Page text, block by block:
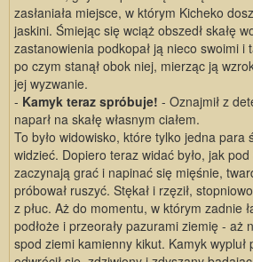
zasłaniała miejsce, w którym Kicheko
jaskini. Śmiejąc się wciąż obszedł skałę
zastanowienia podkopał ją nieco swoimi i
po czym stanął obok niej, mierząc ją
jej wyzwanie.
- Kamyk teraz spróbuje! - Oznajmił z
naparł na skałę własnym ciałem.
To było widowisko, które tylko jedna para
widzieć. Dopiero teraz widać było, jak
zaczynają grać i napinać się mięśnie,
próbował ruszyć. Stękał i rzęził,
z płuc. Aż do momentu, w którym zadnie
podłoże i przeorały pazurami ziemię - aż
spod ziemi kamienny kikut. Kamyk wypluł